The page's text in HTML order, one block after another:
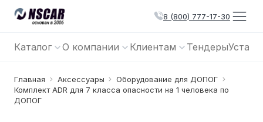
8 (800) 777-17-30
Каталог О компании Клиентам Тендеры
Главная Аксессуары
Оборудование для ДОПОГ
Комплект ADR для 7 класса опасности на 1 человека по
ДОПОГ